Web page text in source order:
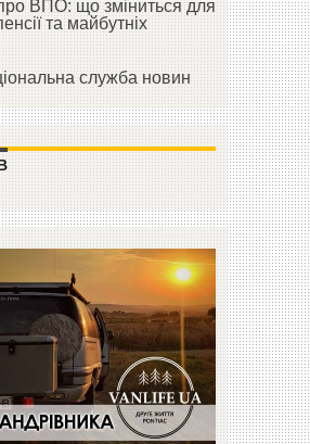
ВПО: що зміниться для
та майбутніх
служба новин